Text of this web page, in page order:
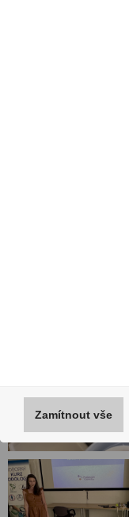
Zamítnout vše